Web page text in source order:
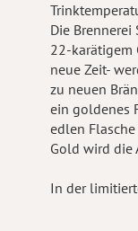
Die
22-karätigem
neue Zeit-
zu neuen
ein goldenes
edlen
Gold wird die
In der